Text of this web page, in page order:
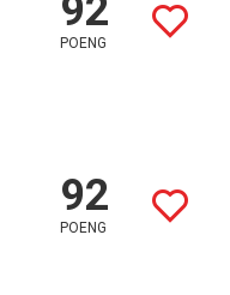
92
POENG
92
POENG